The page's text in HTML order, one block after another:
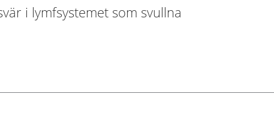
i lymfsystemet som svullna